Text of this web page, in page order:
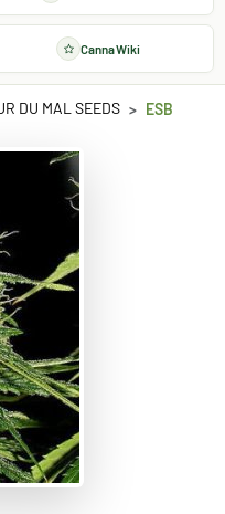
Canna Wiki
DU MAL SEEDS ESB